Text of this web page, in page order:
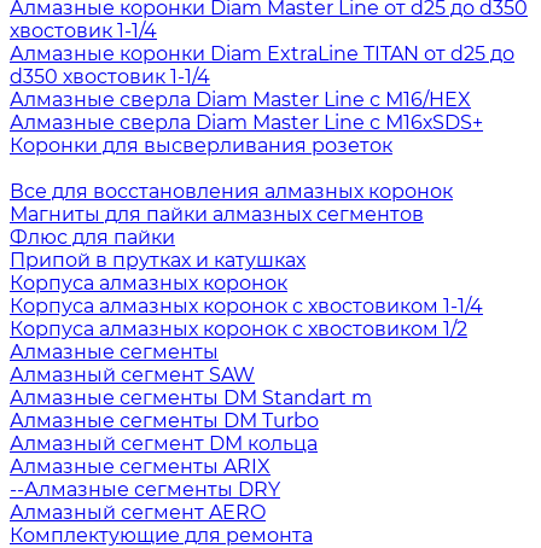
Алмазные коронки Diam Master Line от d25 до d350
хвостовик 1-1/4
Алмазные коронки Diam ExtraLine ТITAN от d25 до
d350 хвостовик 1-1/4
Алмазные сверла Diam Master Line с М16/HEX
Алмазные сверла Diam Master Line с М16хSDS+
Коронки для высверливания розеток
Все для восстановления алмазных коронок
Магниты для пайки алмазных сегментов
Флюс для пайки
Припой в прутках и катушках
Корпуса алмазных коронок
Корпуса алмазных коронок с хвостовиком 1-1/4
Корпуса алмазных коронок с хвостовиком 1/2
Алмазные сегменты
Алмазный сегмент SAW
Алмазные сегменты DM Standart m
Алмазные сегменты DM Turbo
Алмазный сегмент DM кольца
Алмазные сегменты ARIX
--Алмазные сегменты DRY
Алмазный сегмент AERO
Комплектующие для ремонта